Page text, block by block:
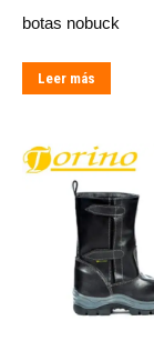
botas nobuck
Leer más